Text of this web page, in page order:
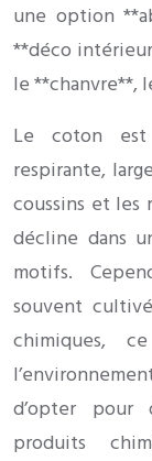
une option
**déco
le **chanvre**,
Le coton
respirante,
coussins et
décline dans
motifs.
souvent
chimiques,
d’opter pour
produits